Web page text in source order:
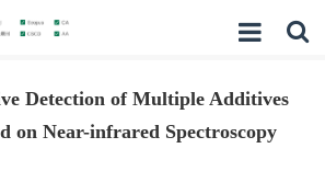
Detection of Multiple Additives
on Near-infrared Spectroscopy